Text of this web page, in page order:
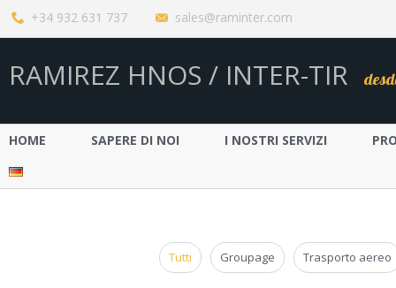
+34 932 631 737 sales@raminter.com
RAMIREZ HNOS / INTER-TIR
HOME SAPERE DI NOI I NOSTRI SERVIZI
Tutti Groupage Trasporto aereo